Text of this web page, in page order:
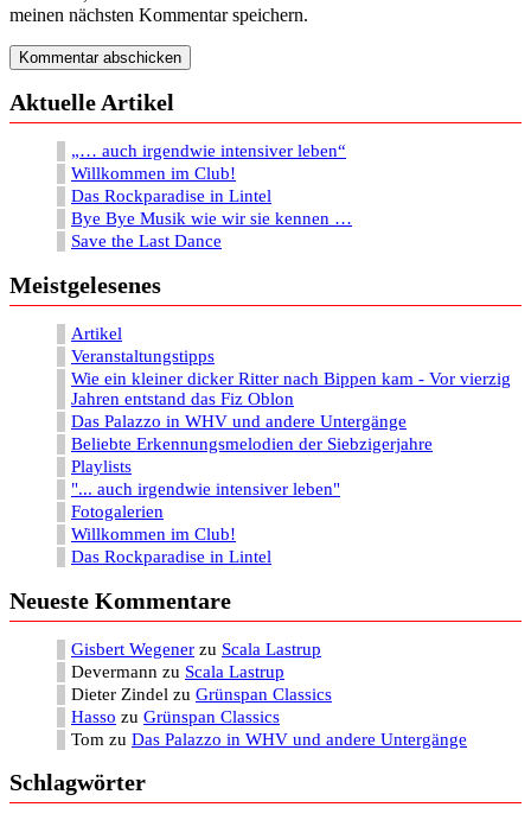
meinen nächsten Kommentar speichern.
Aktuelle Artikel
„… auch irgendwie intensiver leben“
Willkommen im Club!
Das Rockparadise in Lintel
Bye Bye Musik wie wir sie kennen …
Save the Last Dance
Meistgelesenes
Artikel
Veranstaltungstipps
Wie ein kleiner dicker Ritter nach Bippen kam - Vor vierzig
Jahren entstand das Fiz Oblon
Das Palazzo in WHV und andere Untergänge
Beliebte Erkennungsmelodien der Siebzigerjahre
Playlists
"... auch irgendwie intensiver leben"
Fotogalerien
Willkommen im Club!
Das Rockparadise in Lintel
Neueste Kommentare
Gisbert Wegener zu Scala Lastrup
Devermann zu Scala Lastrup
Dieter Zindel zu Grünspan Classics
Hasso zu Grünspan Classics
Tom zu Das Palazzo in WHV und andere Untergänge
Schlagwörter